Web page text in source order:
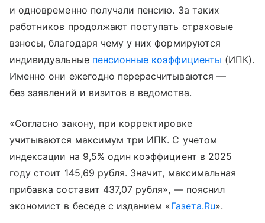
и одновременно получали пенсию. За таких
работников продолжают поступать страховые
взносы, благодаря чему у них формируются
индивидуальные пенсионные коэффициенты (ИПК).
Именно они ежегодно перерасчитываются —
без заявлений и визитов в ведомства.
«Согласно закону, при корректировке
учитываются максимум три ИПК. С учетом
индексации на 9,5% один коэффициент в 2025
году стоит 145,69 рубля. Значит, максимальная
прибавка составит 437,07 рубля», — пояснил
экономист в беседе с изданием «Газета.Ru».